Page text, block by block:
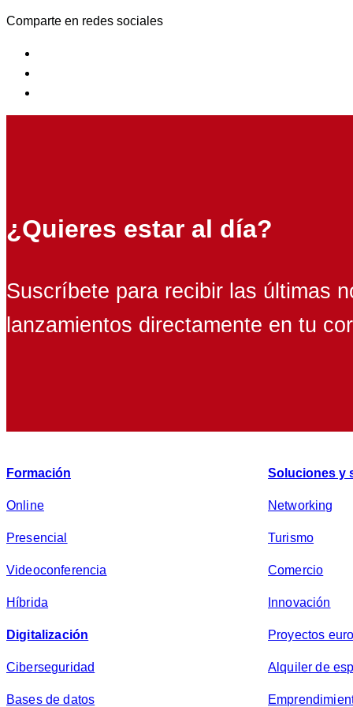
Comparte en redes sociales
¿Quieres estar al día?
Suscríbete para recibir las últimas
lanzamientos directamente en tu
Formación
Online
Presencial
Videoconferencia
Híbrida
Digitalización
Ciberseguridad
Bases de datos
Soluciones y
Networking
Turismo
Comercio
Innovación
Proyectos
Alquiler de